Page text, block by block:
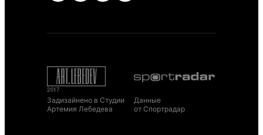
Задизайнено в Студии
Артемия Лебедева
Данные
от Спортрадар